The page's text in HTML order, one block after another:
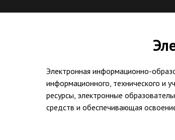
Электронная информационно-
информационного, технического и
ресурсы, электронные
средств и обеспечивающая